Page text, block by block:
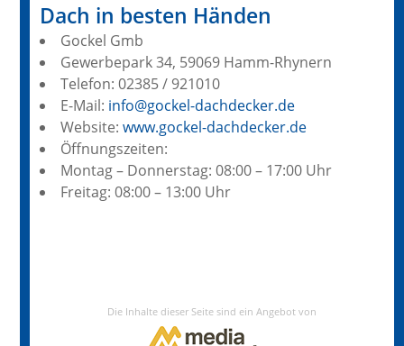
Dach in besten Händen
Gockel Gmb
Gewerbepark 34, 59069 Hamm-Rhynern
Telefon: 02385 / 921010
E-Mail: info@gockel-dachdecker.de
Website: www.gockel-dachdecker.de
Öffnungszeiten:
Montag – Donnerstag: 08:00 – 17:00 Uhr
Freitag: 08:00 – 13:00 Uhr